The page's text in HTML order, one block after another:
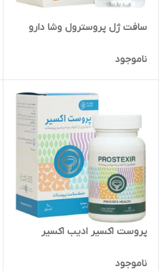
سافت ژل پروسترول وشا دارو
ناموجود
پروست اکسیر ادیب اکسیر
ناموجود